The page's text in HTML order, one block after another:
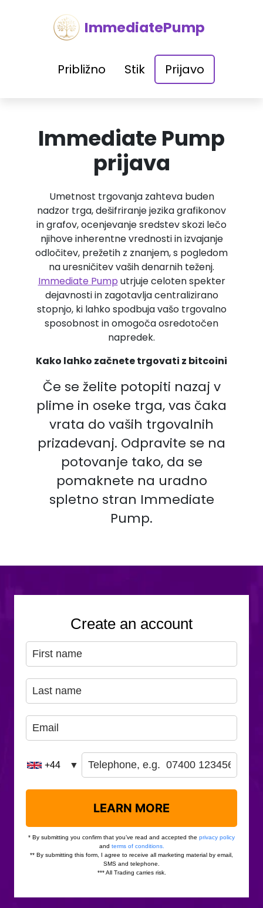
ImmediatePump
Približno Stik Prijavo
Immediate Pump
prijava
Umetnost trgovanja zahteva buden
nadzor trga, dešifriranje jezika grafikonov
in grafov, ocenjevanje sredstev skozi lečo
njihove inherentne vrednosti in izvajanje
odločitev, prežetih z znanjem, s pogledom
na uresničitev vaših denarnih teženj.
Immediate Pump utrjuje celoten spekter
dejavnosti in zagotavlja centralizirano
stopnjo, ki lahko spodbuja vašo trgovalno
sposobnost in omogoča osredotočen
napredek.
Kako lahko začnete trgovati z bitcoini
Če se želite potopiti nazaj v
plime in oseke trga, vas čaka
vrata do vaših trgovalnih
prizadevanj. Odpravite se na
potovanje tako, da se
pomaknete na uradno
spletno stran Immediate
Pump.